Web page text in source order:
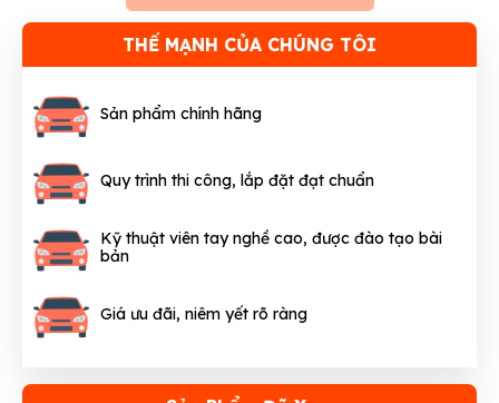
THẾ MẠNH CỦA CHÚNG TÔI
Sản phẩm chính hãng
Quy trình thi công, lắp đặt đạt chuẩn
Kỹ thuật viên tay nghề cao, được đào tạo bài
bản
Giá ưu đãi, niêm yết rõ ràng